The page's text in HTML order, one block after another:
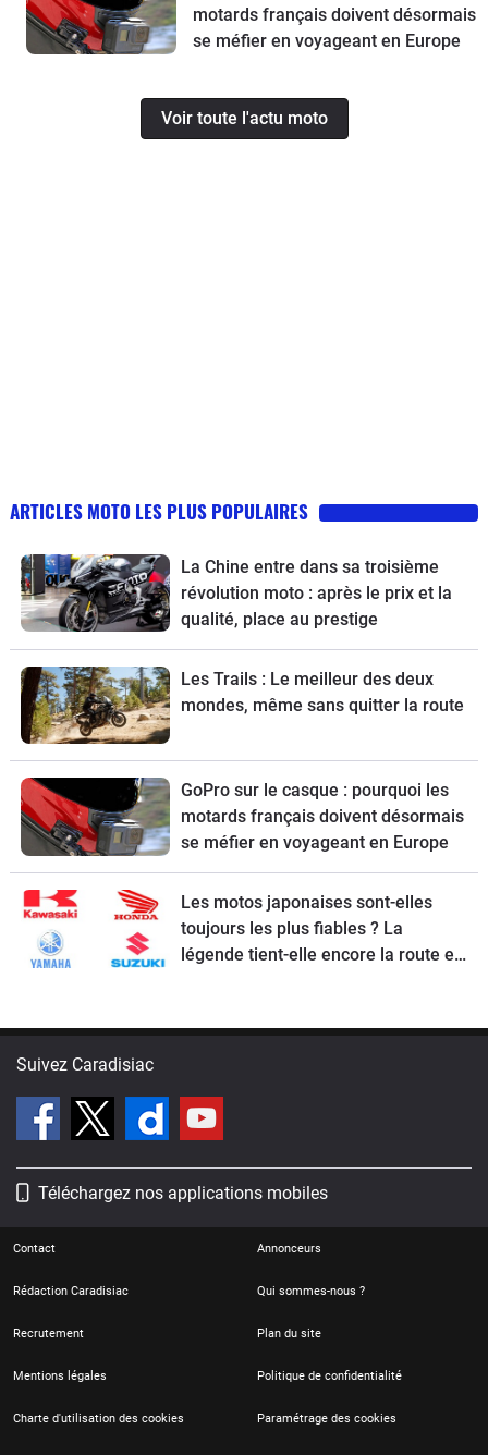
motards français doivent désormais
se méfier en voyageant en Europe
Voir toute l'actu moto
ARTICLES MOTO LES PLUS POPULAIRES
La Chine entre dans sa troisième
révolution moto : après le prix et la
qualité, place au prestige
Les Trails : Le meilleur des deux
mondes, même sans quitter la route
GoPro sur le casque : pourquoi les
motards français doivent désormais
se méfier en voyageant en Europe
Les motos japonaises sont-elles
toujours les plus fiables ? La
légende tient-elle encore la route en
Suivez Caradisiac
Téléchargez nos applications mobiles
Contact Annonceurs
Rédaction Caradisiac Qui sommes-nous ?
Recrutement Plan du site
Mentions légales Politique de confidentialité
Charte d'utilisation des cookies Paramétrage des cookies